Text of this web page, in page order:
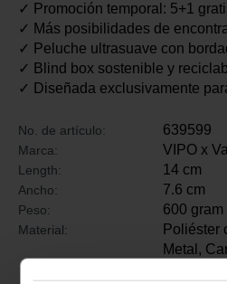
✓ Promoción temporal: 5+1
✓ Más posibilidades de
✓ Peluche ultrasuave con
✓ Blind box sostenible y
✓ Diseñada exclusivamente
No. de artículo: 639599
Marca: VIPO x
Length: 14 cm
Ancho: 7.6 cm
Peso: 600 gram
Material:
Poliéster
Metal,